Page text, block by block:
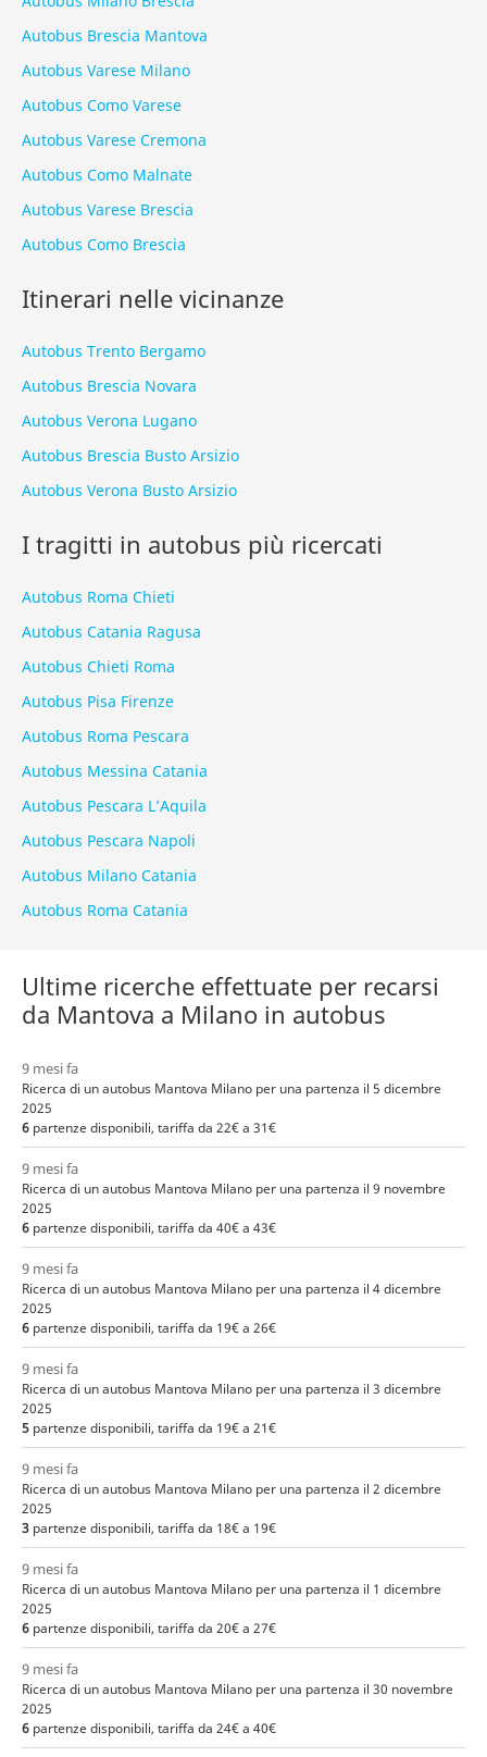
Autobus Brescia Mantova
Autobus Varese Milano
Autobus Como Varese
Autobus Varese Cremona
Autobus Como Malnate
Autobus Varese Brescia
Autobus Como Brescia
Itinerari nelle vicinanze
Autobus Trento Bergamo
Autobus Brescia Novara
Autobus Verona Lugano
Autobus Brescia Busto Arsizio
Autobus Verona Busto Arsizio
I tragitti in autobus più ricercati
Autobus Roma Chieti
Autobus Catania Ragusa
Autobus Chieti Roma
Autobus Pisa Firenze
Autobus Roma Pescara
Autobus Messina Catania
Autobus Pescara L’Aquila
Autobus Pescara Napoli
Autobus Milano Catania
Autobus Roma Catania
Ultime ricerche effettuate per recarsi
da Mantova a Milano in autobus
9 mesi fa
Ricerca di un autobus Mantova Milano per una partenza il 5 dicembre
2025
6 partenze disponibili, tariffa da 22€ a 31€
9 mesi fa
Ricerca di un autobus Mantova Milano per una partenza il 9 novembre
2025
6 partenze disponibili, tariffa da 40€ a 43€
9 mesi fa
Ricerca di un autobus Mantova Milano per una partenza il 4 dicembre
2025
6 partenze disponibili, tariffa da 19€ a 26€
9 mesi fa
Ricerca di un autobus Mantova Milano per una partenza il 3 dicembre
2025
5 partenze disponibili, tariffa da 19€ a 21€
9 mesi fa
Ricerca di un autobus Mantova Milano per una partenza il 2 dicembre
2025
3 partenze disponibili, tariffa da 18€ a 19€
9 mesi fa
Ricerca di un autobus Mantova Milano per una partenza il 1 dicembre
2025
6 partenze disponibili, tariffa da 20€ a 27€
9 mesi fa
Ricerca di un autobus Mantova Milano per una partenza il 30 novembre
2025
6 partenze disponibili, tariffa da 24€ a 40€